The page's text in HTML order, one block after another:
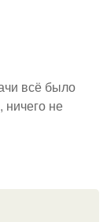
всё было
не